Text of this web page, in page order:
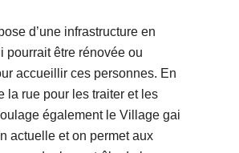
d’une infrastructure en
pourrait être rénovée ou
accueillir ces personnes. En
la rue pour les traiter et les
également le Village gai
actuelle et on permet aux